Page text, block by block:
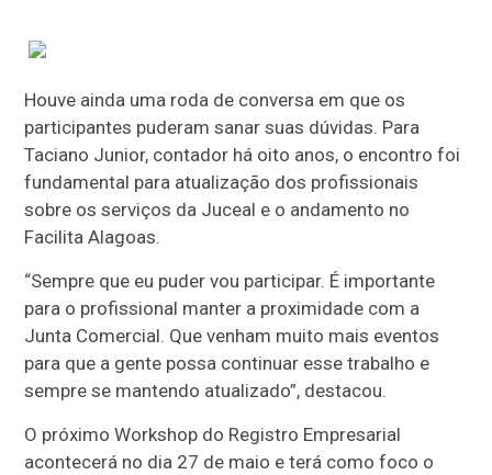
Houve ainda uma roda de conversa em que os
participantes puderam sanar suas dúvidas. Para
Taciano Junior, contador há oito anos, o encontro foi
fundamental para atualização dos profissionais
sobre os serviços da Juceal e o andamento no
Facilita Alagoas.
“Sempre que eu puder vou participar. É importante
para o profissional manter a proximidade com a
Junta Comercial. Que venham muito mais eventos
para que a gente possa continuar esse trabalho e
sempre se mantendo atualizado”, destacou.
O próximo Workshop do Registro Empresarial
acontecerá no dia 27 de maio e terá como foco o